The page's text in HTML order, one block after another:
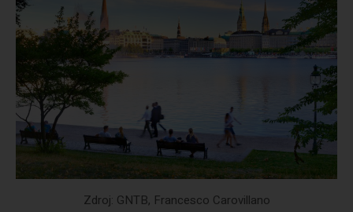
Zdroj: GNTB, Francesco Carovillano